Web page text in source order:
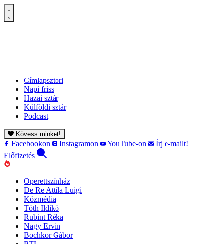
Címlapsztori
Napi friss
Hazai sztár
Külföldi sztár
Podcast
Kövess minket!
Facebookon Instagramon YouTube-on
Írj e-mailt!
Előfizetés
Operettszínház
De Re Attila Luigi
Közmédia
Tóth Ildikó
Rubint Réka
Nagy Ervin
Bochkor Gábor